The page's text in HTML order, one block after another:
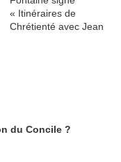
du Concile ?